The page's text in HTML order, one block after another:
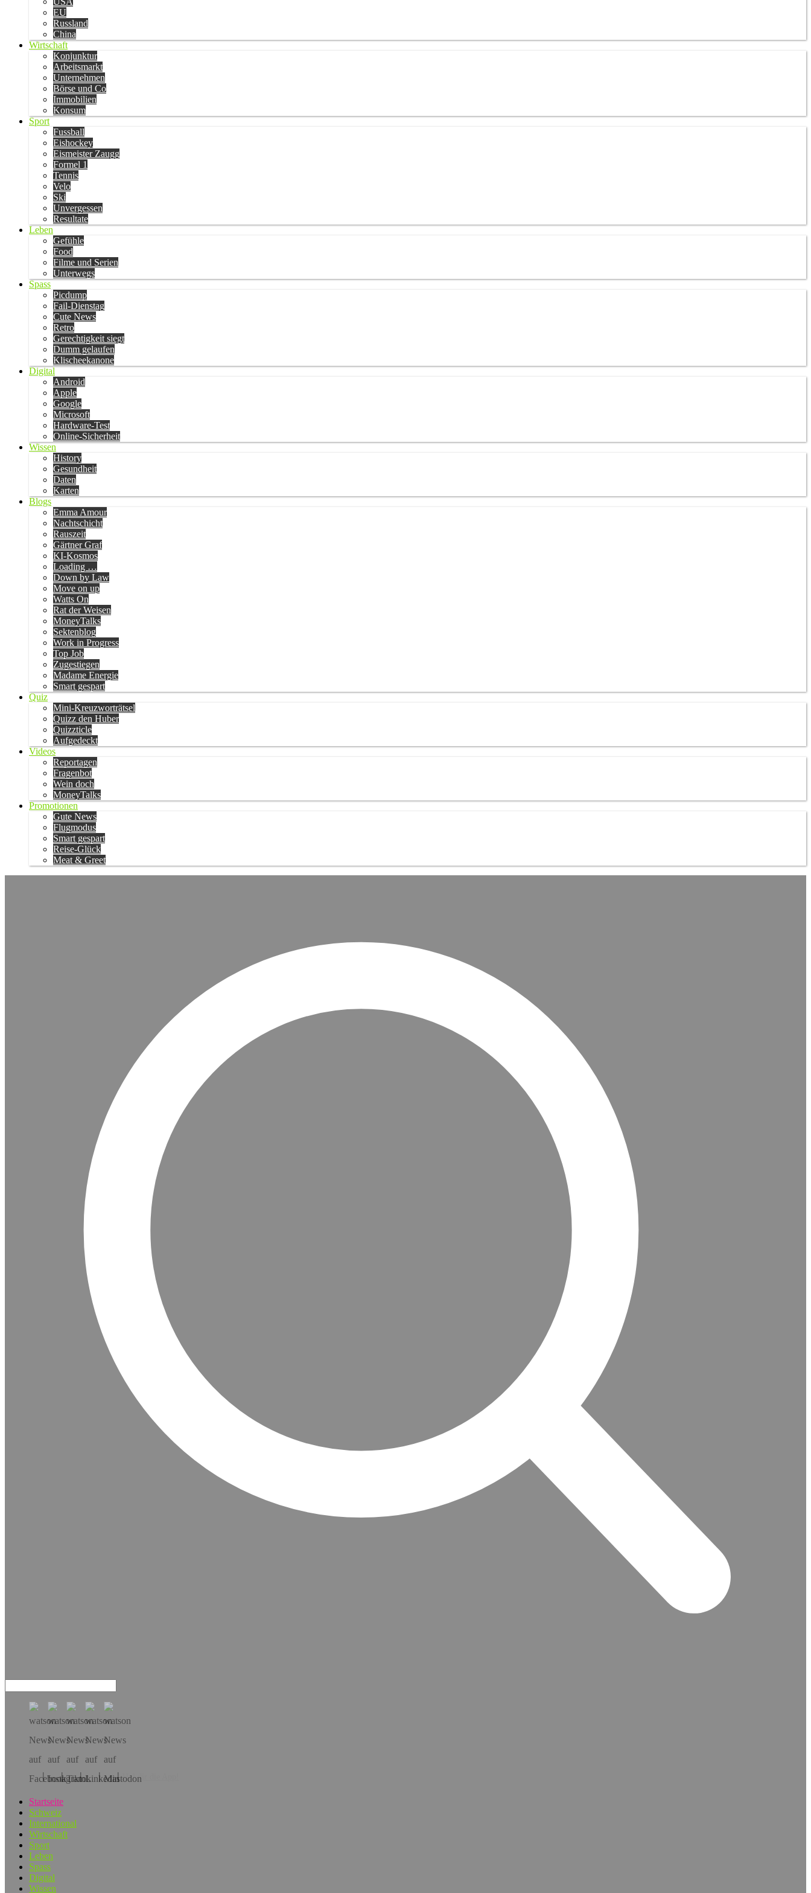
EU
Russland
China
Wirtschaft
Konjunktur
Arbeitsmarkt
Unternehmen
Börse und Co
Immobilien
Konsum
Sport
Fussball
Eishockey
Eismeister Zaugg
Formel 1
Tennis
Velo
Ski
Unvergessen
Resultate
Leben
Gefühle
Food
Filme und Serien
Unterwegs
Spass
Picdump
Fail-Dienstag
Cute News
Retro
Gerechtigkeit siegt
Dumm gelaufen
Klischeekanone
Digital
Android
Apple
Google
Microsoft
Hardware-Test
Online-Sicherheit
Wissen
History
Gesundheit
Daten
Karten
Blogs
Emma Amour
Nachtschicht
Rauszeit
Gärtner Graf
KI-Kosmos
Loading …
Down by Law
Move on up
Watts On
Rat der Weisen
MoneyTalks
Sektenblog
Work in Progress
Top Job
Zugestiegen
Madame Energie
Smart gespart
Quiz
Mini-Kreuzworträtsel
Quizz den Huber
Quizzticle
Aufgedeckt
Videos
Reportagen
Fragenbot
Wein doch
MoneyTalks
Promotionen
Gute News
Flugmodus
Smart gespart
Reise-Glück
Meat & Greet
Hol dir die App!
Startseite
Schweiz
International
Wirtschaft
Sport
Leben
Spass
Digital
Wissen